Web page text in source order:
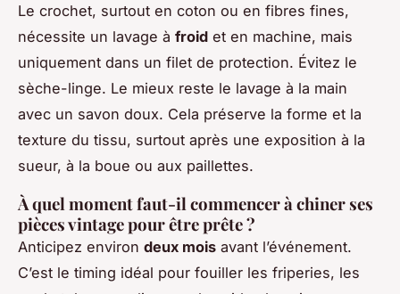
Le crochet, surtout en coton ou en fibres fines,
nécessite un lavage à froid et en machine, mais
uniquement dans un filet de protection. Évitez le
sèche-linge. Le mieux reste le lavage à la main
avec un savon doux. Cela préserve la forme et la
texture du tissu, surtout après une exposition à la
sueur, à la boue ou aux paillettes.
À quel moment faut-il commencer à chiner ses
pièces vintage pour être prête ?
Anticipez environ deux mois avant l’événement.
C’est le timing idéal pour fouiller les friperies, les